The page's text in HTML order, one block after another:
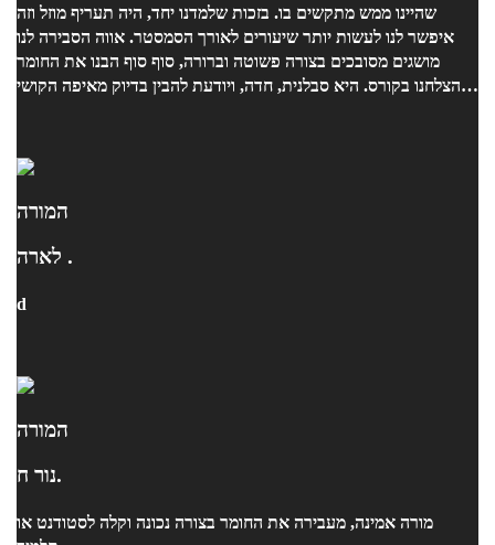
שהיינו ממש מתקשים בו. בזכות שלמדנו יחד, היה תעריף מוזל וזה
איפשר לנו לעשות יותר שיעורים לאורך הסמסטר. אווה הסבירה לנו
מושגים מסובכים בצורה פשוטה וברורה, סוף סוף הבנו את החומר
והצלחנו בקורס. היא סבלנית, חדה, ויודעת להבין בדיוק מאיפה הקושי
המורה
לארה .
d
המורה
נור ח.
מורה אמינה, מעבירה את החומר בצורה נכונה וקלה לסטודנט או